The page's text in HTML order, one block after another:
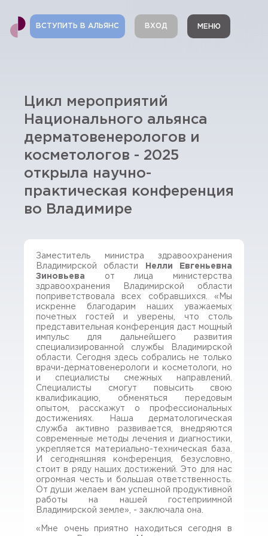
Цикл мероприятий
Национального альянса
дерматовенерологов и
косметологов - 2025
открыла научно-
практическая конференция
во Владимире
Заместитель министра здравоохранения
Владимирской области
Нелли Евгеньевна
Зиновьева от лица министерства
здравоохранения Владимирской области
поприветствовала всех собравшихся. «Мы
искренне благодарим наших уважаемых
почетных гостей и уверены, что столь
представительная конференция даст мощный
импульс для дальнейшего развития
специализированной службы Владимирской
области. Сегодня здесь собрались не только
врачи-дерматовенерологи и косметологи, но
и специалисты смежных направлений.
Специалисты смогут повысить свою
квалификацию, обменяться передовым
опытом, расскажут о профессиональных
достижениях. Наша дерматологическая
служба активно развивается, внедряются
современные методы лечения и диагностики,
укрепляется материально-техническая база.
И сегодняшняя конференция, безусловно,
стоит в ряду наших достижений. Это для нас
огромная честь и большая ответственность.
От души желаем вам успешной продуктивной
работы на нашей гостеприимной
Владимирской земле», - заключала она.
«Мне очень приятно находиться сегодня в
ВСТУПИТЬ В АЛЬЯНС ВХОД МЕНЮ